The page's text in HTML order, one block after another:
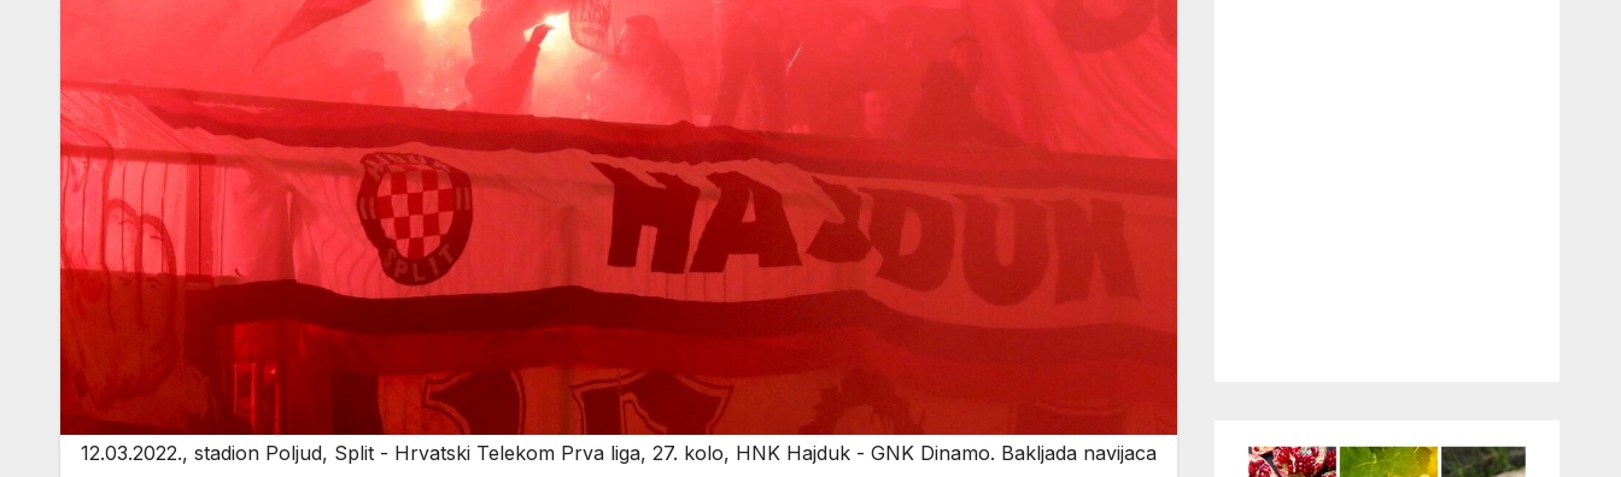
12.03.2022., stadion Poljud, Split - Hrvatski Telekom Prva liga, 27. kolo, HNK Hajduk - GNK Dinamo. Bakljada navijaca